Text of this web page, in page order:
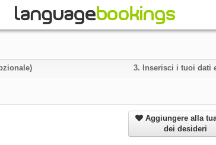
3. Inserisci i tuoi dati
Aggiungere alla
dei desideri